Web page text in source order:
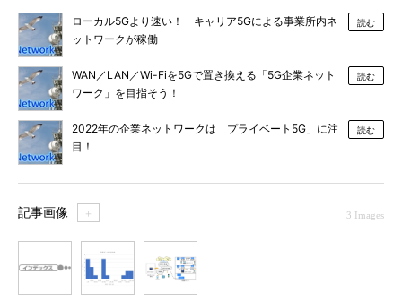
ローカル5Gより速い！ キャリア5Gによる事業所内ネ
ットワークが稼働
読む
WAN／LAN／Wi-Fiを5Gで置き換える「5G企業ネット
ワーク」を目指そう！
読む
2022年の企業ネットワークは「プライベート5G」に注
目！
読む
記事画像 ＋ 3 Images